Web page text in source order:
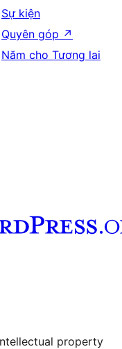
Sự kiện
Quyên góp ↗
Năm cho Tương lai
property